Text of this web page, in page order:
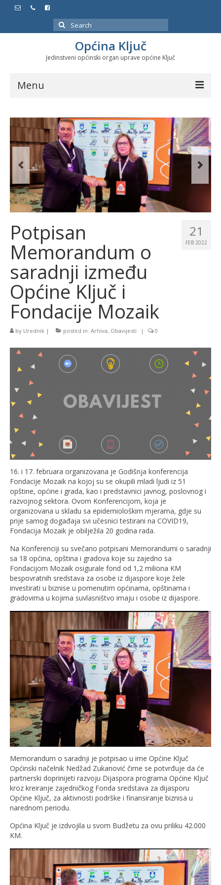
Search
for:
Općina Ključ
Jedinstveni općinski organ uprave općine Ključ
Menu
Službeni glasnici
Javne nabavke
Značajni datumi i manifestacije
Program energetske efikasnosti u stambenom
sektoru
21
FEB 2022
Potpisan
Memorandum o
saradnji između
Općine Ključ i
Fondacije Mozaik
by Urednik | posted in: Arhiva, Obavijesti | 0
16. i 17. februara organizovana je Godišnja konferencija
Fondacije Mozaik na kojoj su se okupili mladi ljudi iz 51
opštine, općine i grada, kao i predstavnici javnog, poslovnog i
razvojnog sektora. Ovom Konferencijom, koja je
organizovana u skladu sa epidemiološkim mjerama, gdje su
prije samog događaja svi učesnici testirani na COVID19,
Fondacija Mozaik je obilježila 20 godina rada.
Na Konferenciji su svečano potpisani Memorandumi o saradnji
sa 18 općina, opština i gradova koje su zajedno sa
Fondacijom Mozaik osigurale fond od 1,2 miliona KM
bespovratnih sredstava za osobe iz dijaspore koje žele
investirati u biznise u pomenutim općinama, opštinama i
gradovima u kojima suvlasništvo imaju i osobe iz dijaspore.
Memorandum o saradnji je potpisao u ime Općine Ključ
Općinski načelnik Nedžad Zukanović čime se potvrđuje da će
partnerski doprinijeti razvoju Dijaspora programa Općine Ključ
kroz kreiranje zajedničkog Fonda sredstava za dijasporu
Općine Ključ, za aktivnosti podrške i finansiranje biznisa u
narednom periodu.
Općina Ključ je izdvojila u svom Budžetu za ovu priliku 42.000
KM.